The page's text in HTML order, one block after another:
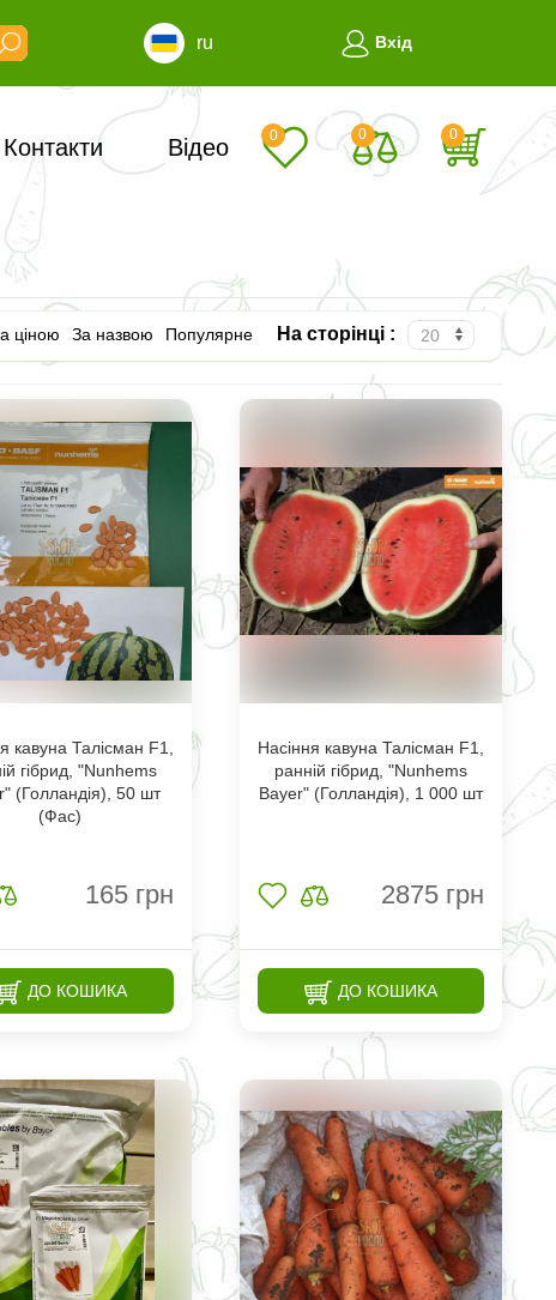
ru Вхід
Контакти Відео 0 0 0
ціною За назвою Популярне На сторінці :
кавуна Талісман F1,
гібрид, "Nunhems
(Голландія), 50 шт
(Фас)
165 грн
ДО КОШИКА
Насіння кавуна Талісман F1,
ранній гібрид, "Nunhems
Bayer" (Голландія), 1 000 шт
2875 грн
ДО КОШИКА